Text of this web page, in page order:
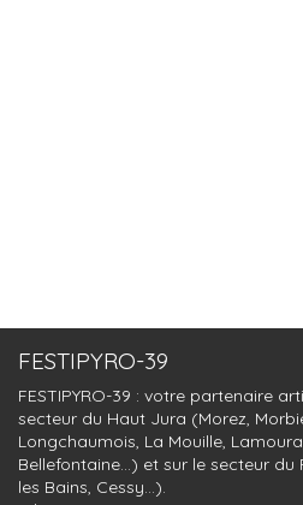
FESTIPYRO-39
FESTIPYRO-39 : votre partenaire
secteur du Haut Jura (Morez,
Longchaumois, La Mouille,
Bellefontaine...) et sur le secteur du
les Bains, Cessy...).